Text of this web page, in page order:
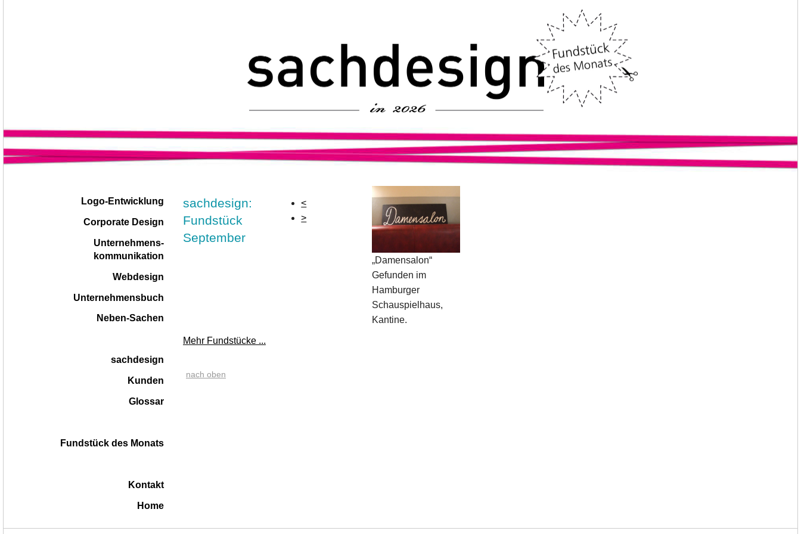
sachdesign:
Fundstück
September
<
>
„Damensalon“
Gefunden im
Hamburger
Schauspielhaus,
Kantine.
Mehr Fundstücke ...
nach oben
Navigation
Logo-Entwicklung
Corporate Design
Unternehmens-
kommunikation
Webdesign
Unternehmensbuch
Neben-Sachen
sachdesign
Kunden
Glossar
Fundstück des Monats
Kontakt
Home